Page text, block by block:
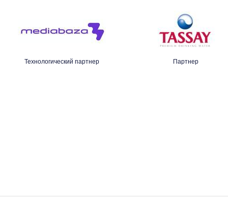
Технологический партнер Партнер